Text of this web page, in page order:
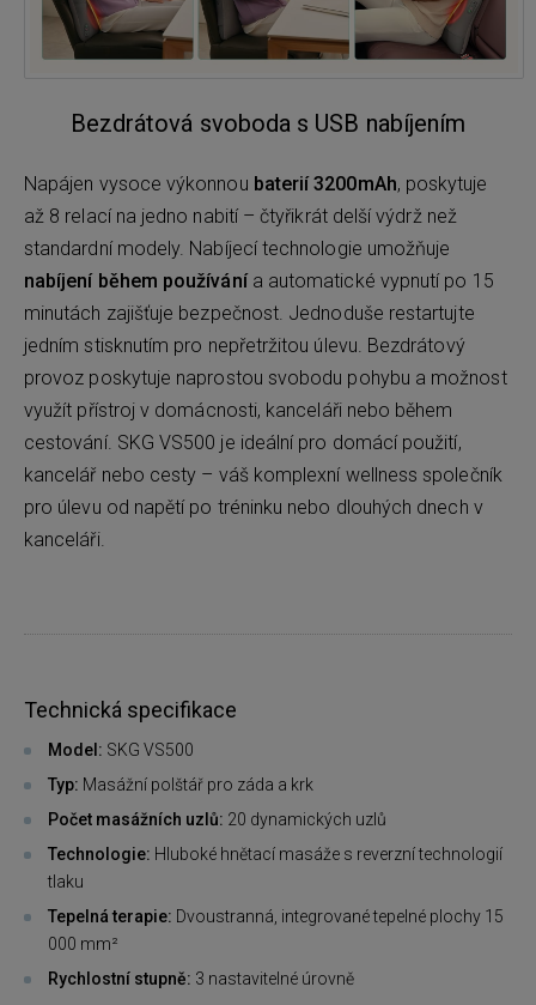
Bezdrátová svoboda s USB nabíjením
Napájen vysoce výkonnou baterií 3200mAh, poskytuje
až 8 relací na jedno nabití – čtyřikrát delší výdrž než
standardní modely. Nabíjecí technologie umožňuje
nabíjení během používánía automatické vypnutí po 15
minutách zajišťuje bezpečnost. Jednoduše restartujte
jedním stisknutím pro nepřetržitou úlevu. Bezdrátový
provoz poskytuje naprostou svobodu pohybu a možnost
využít přístroj v domácnosti, kanceláři nebo během
cestování. SKG VS500 je ideální pro domácí použití,
kancelář nebo cesty – váš komplexní wellness společník
pro úlevu od napětí po tréninku nebo dlouhých dnech v
kanceláři.
Technická specifikace
Model: SKG VS500
Typ: Masážní polštář pro záda a krk
Počet masážních uzlů: 20 dynamických uzlů
Technologie: Hluboké hnětací masáže s reverzní technologií
tlaku
Tepelná terapie: Dvoustranná, integrované tepelné plochy 15
000 mm²
Rychlostní stupně: 3 nastavitelné úrovně